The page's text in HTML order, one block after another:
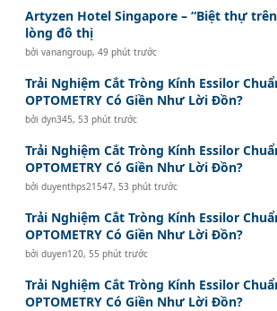
Artyzen Hotel Singapore – “Biệt thự
lòng đô thị
bởivanangroup,49 phút trước
Trải Nghiệm Cắt Tròng Kính Essilor
OPTOMETRY Có Giền Như Lời Đồn?
bởidyn345, 53 phút trước
Trải Nghiệm Cắt Tròng Kính Essilor
OPTOMETRY Có Giền Như Lời Đồn?
bởiduyenthps21547, 53 phút trước
Trải Nghiệm Cắt Tròng Kính Essilor
OPTOMETRY Có Giền Như Lời Đồn?
bởiduyen120, 55 phút trước
Trải Nghiệm Cắt Tròng Kính Essilor
OPTOMETRY Có Giền Như Lời Đồn?